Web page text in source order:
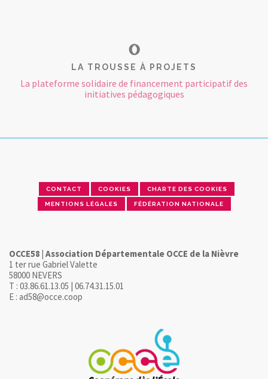
LA TROUSSE À PROJETS
La plateforme solidaire de financement participatif des
initiatives pédagogiques
CONTACT COOKIES CHARTE DES COOKIES
MENTIONS LÉGALES FÉDÉRATION NATIONALE
OCCE58 | Association Départementale OCCE de la Nièvre
1 ter rue Gabriel Valette
58000 NEVERS
T : 03.86.61.13.05 | 06.74.31.15.01
E : ad58@occe.coop